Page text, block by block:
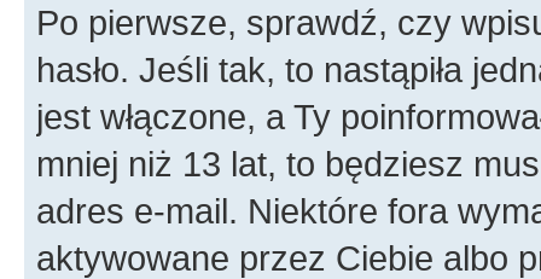
Po pierwsze, sprawdź, czy
hasło. Jeśli tak, to nastąpiła
jest włączone, a Ty
mniej niż 13 lat, to będziesz
adres e-mail. Niektóre fora
aktywowane przez Ciebie albo